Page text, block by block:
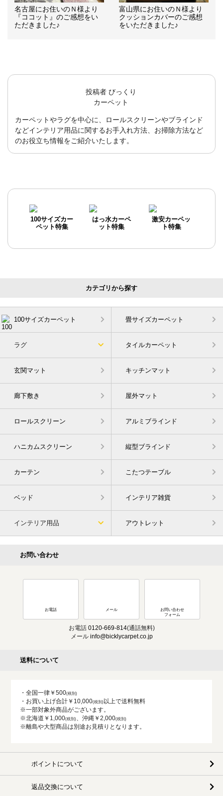
名古屋にお住いのＮ様より
『ココット』のご感想をい
ただきました♪
富山県にお住いのＮ様より
クッションカバーのご感想
をいただきました♪
投稿者びっくり
カーペット
カーペットやラグを中心に、ロールスクリーンやブラインド
などインテリア用品に関するお手入れ方法、お掃除方法など
のお役立ち情報をご紹介いたします。
100サイズカー
ペット特集
はっ水カーペ
ット特集
激安カーペッ
ト特集
カテゴリから探す
100サイズカーペット 畳サイズカーペット
ラグ タイルカーペット
玄関マット キッチンマット
廊下敷き 屋外マット
ロールスクリーン アルミブラインド
ハニカムスクリーン 縦型ブラインド
カーテン こたつテーブル
ベッド インテリア雑貨
インテリア用品 アウトレット
お問い合わせ
お電話 メール
お問い合わせ
フォーム
お電話 0120-669-814(通話無料)
メール info@bicklycarpet.co.jp
送料について
・全国一律￥500
・お買い上げ合計￥10,000
以上で送料無料
※一部対象外商品がございます。
※北海道￥1,000
、沖縄￥2,000
※離島や大型商品は別途お見積りとなります。
ポイントについて
返品交換について